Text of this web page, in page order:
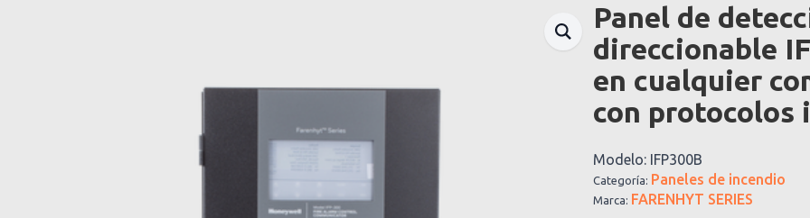
Panel de
direccionable
en cualquier
con protocolos
Modelo: IFP300B
Categoría: Paneles de incendio
Marca: FARENHYT SERIES